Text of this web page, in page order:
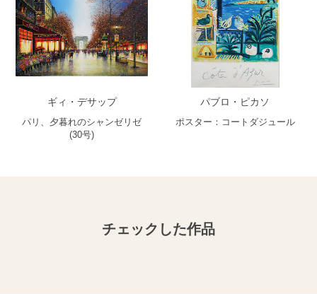
ギィ・デサップ
パリ、夕暮れのシャンゼリゼ
(30号)
パブロ・ピカソ
ポスター：コートダジュール
チェックした作品